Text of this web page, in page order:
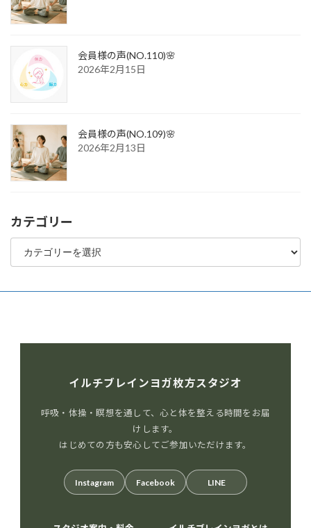
会員様の声(NO.110)🌸
2026年2月15日
会員様の声(NO.109)🌸
2026年2月13日
カテゴリー
カ
ゴ
ー
イルチブレインヨガ枚方スタジオ
呼吸・体操・瞑想を通して、心と体を整える時間をお届
けします。
はじめての方も安心してご参加いただけます。
Instagram Facebook LINE